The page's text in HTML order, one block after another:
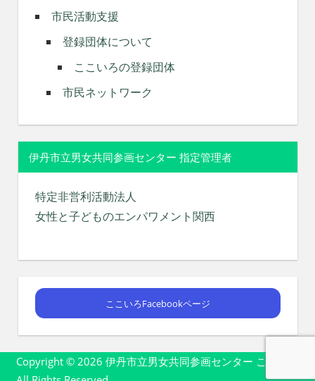
市民活動支援
登録団体について
ここいろの登録団体
市民ネットワーク
伊丹市立男女共同参画センター 指定管理者
特定非営利活動法人
女性と子どものエンパワメント関西
ここいろFacebookページ
Copyright © 2026 伊丹市立男女共同参画センター ここいろ